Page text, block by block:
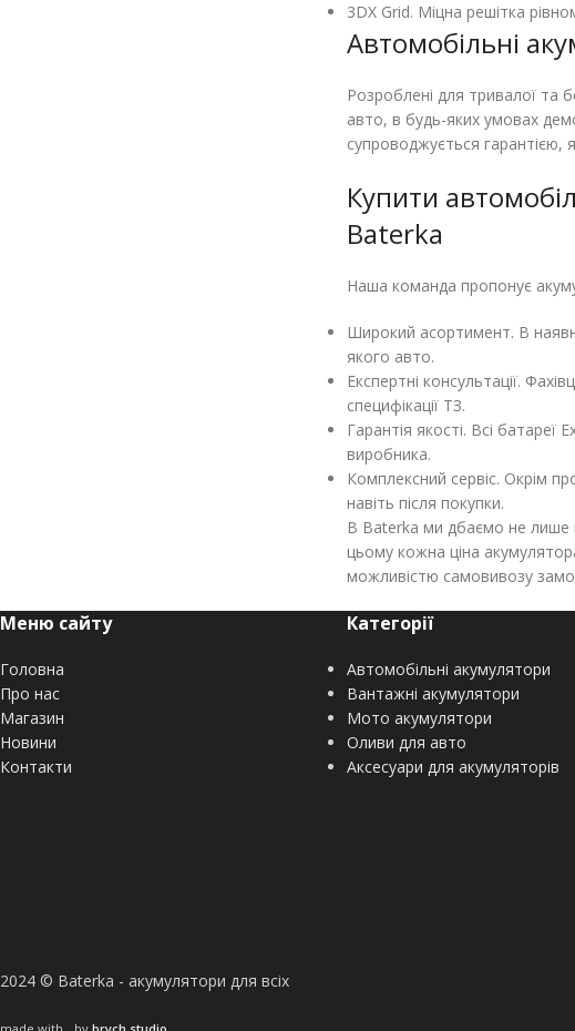
3DX Grid. Міцна решітка
Автомобільні
Розроблені для тривалої та
авто, в будь-яких умовах
супроводжується гарантією,
Купити
Baterka
Наша команда пропонує
Широкий асортимент. В
якого авто.
Експертні консультації.
специфікації ТЗ.
Гарантія якості. Всі
виробника.
Комплексний сервіс. Окрім
навіть після покупки.
В Baterka ми дбаємо не лише
цьому кожна ціна
можливістю самовивозу
Меню сайту
Головна
Про нас
Магазин
Новини
Контакти
Категорії
Автомобільні акумулятори
Вантажні акумулятори
Мото акумулятори
Оливи для авто
Аксесуари для акумуляторів
2024 © Baterka - акумулятори для всіх